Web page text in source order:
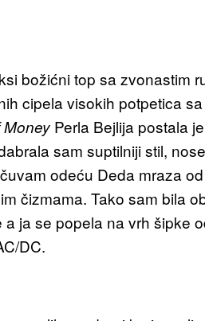
božićni top sa zvonastim
cipela visokih potpetica
Perla Bejlija postala
sam suptilniji stil,
odeću Deda mraza
čizmama. Tako sam bila
ja se popela na vrh šipke
DC.